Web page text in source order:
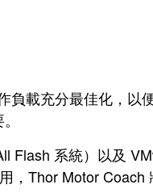
載充分最佳化，以
Flash 系統）以及
，Thor Motor Coach